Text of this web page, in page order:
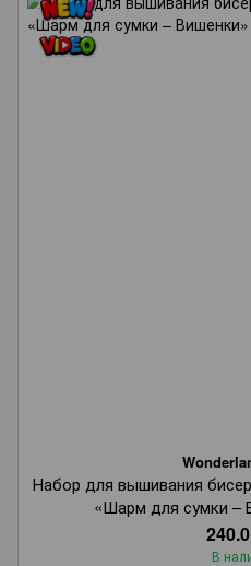
Набор для вышивания
«Шарм для сумки –
В